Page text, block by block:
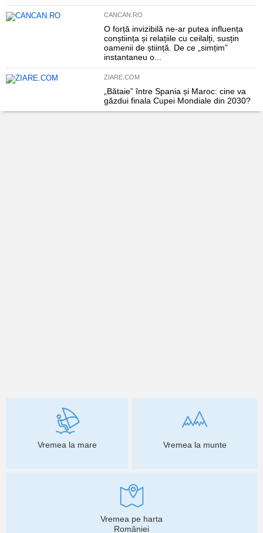
CANCAN.RO
O forță invizibilă ne-ar putea influența
conștiința și relațiile cu ceilalți, susțin
oamenii de știință. De ce „simțim”
instantaneu o...
ZIARE.COM
„Bătaie” între Spania și Maroc: cine va
găzdui finala Cupei Mondiale din 2030?
Vremea la mare Vremea la munte
Vremea pe harta
României